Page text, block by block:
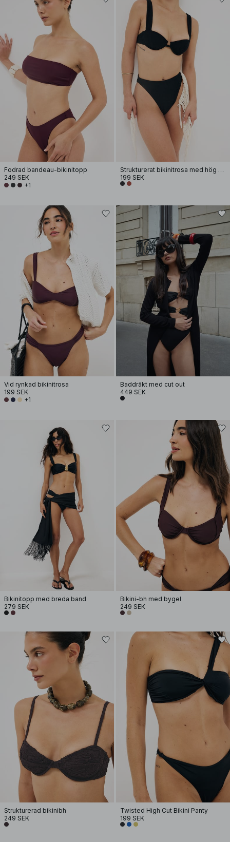
Fodrad bandeau-bikinitopp
249 SEK
+1
Strukturerat bikinitrosa med hög midja
199 SEK
Vid rynkad bikinitrosa
199 SEK
+1
Baddräkt med cut out
449 SEK
Bikinitopp med breda band
279 SEK
Bikini-bh med bygel
249 SEK
Strukturerad bikinibh
249 SEK
Twisted High Cut Bikini Panty
199 SEK